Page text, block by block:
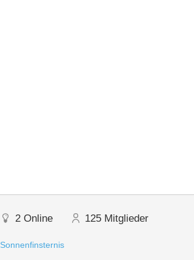
2 Online 125 Mitglieder
Sonnenfinsternis